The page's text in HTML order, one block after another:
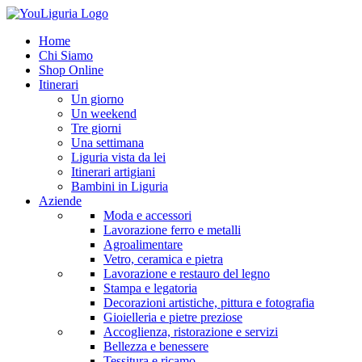
Home
Chi Siamo
Shop Online
Itinerari
Un giorno
Un weekend
Tre giorni
Una settimana
Liguria vista da lei
Itinerari artigiani
Bambini in Liguria
Aziende
Moda e accessori
Lavorazione ferro e metalli
Agroalimentare
Vetro, ceramica e pietra
Lavorazione e restauro del legno
Stampa e legatoria
Decorazioni artistiche, pittura e fotografia
Gioielleria e pietre preziose
Accoglienza, ristorazione e servizi
Bellezza e benessere